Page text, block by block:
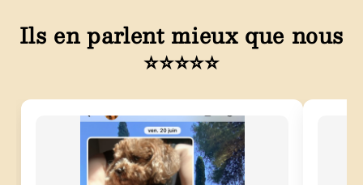
Ils en parlent mieux que nous
⭐⭐⭐⭐⭐